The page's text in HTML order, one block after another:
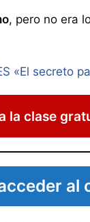
, pero no era
«El secreto
la clase
al